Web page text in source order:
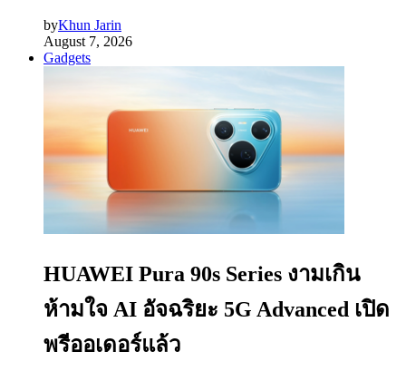
byKhun Jarin
August 7, 2026
Gadgets
HUAWEI Pura 90s Series งามเกิน
ห้ามใจ AI อัจฉริยะ 5G Advanced เปิด
พรีออเดอร์แล้ว